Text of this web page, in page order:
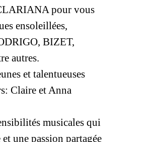
pour vous
ensoleillées,
BIZET,
autres.
et talentueuses
Claire et Anna
musicales qui
une passion partagée